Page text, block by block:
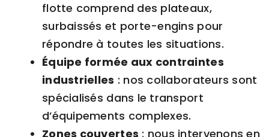
flotte comprend des plateaux,
surbaissés et porte-engins pour
répondre à toutes les situations.
Équipe formée aux contraintes
industrielles : nos collaborateurs sont
spécialisés dans le transport
d’équipements complexes.
Zones couvertes : nous intervenons en